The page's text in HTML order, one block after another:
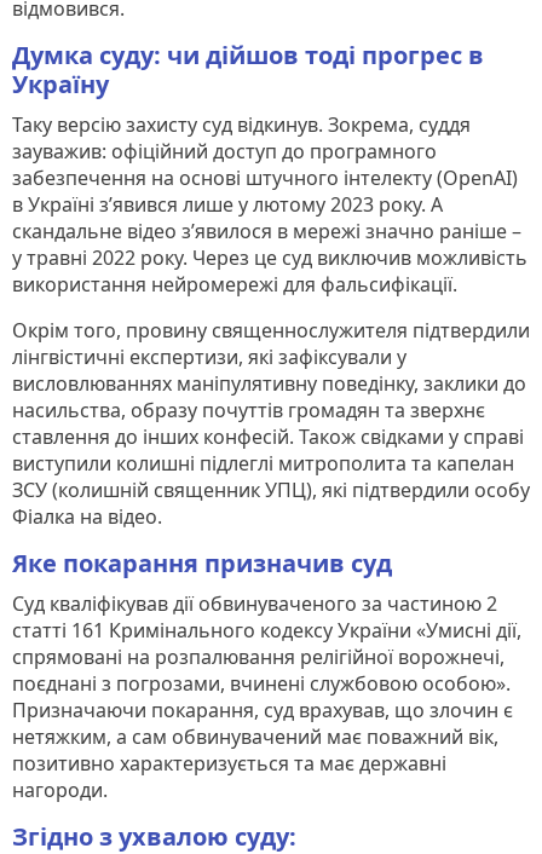
відмовився.
Думка суду: чи дійшов тоді прогрес в
Україну
Таку версію захисту суд відкинув. Зокрема, суддя
зауважив: офіційний доступ до програмного
забезпечення на основі штучного інтелекту (OpenAI)
в Україні з’явився лише у лютому 2023 року. А
скандальне відео з’явилося в мережі значно раніше –
у травні 2022 року. Через це суд виключив можливість
використання нейромережі для фальсифікації.
Окрім того, провину священнослужителя підтвердили
лінгвістичні експертизи, які зафіксували у
висловлюваннях маніпулятивну поведінку, заклики до
насильства, образу почуттів громадян та зверхнє
ставлення до інших конфесій. Також свідками у справі
виступили колишні підлеглі митрополита та капелан
ЗСУ (колишній священник УПЦ), які підтвердили особу
Фіалка на відео.
Яке покарання призначив суд
Суд кваліфікував дії обвинуваченого за частиною 2
статті 161 Кримінального кодексу України «Умисні дії,
спрямовані на розпалювання релігійної ворожнечі,
поєднані з погрозами, вчинені службовою особою».
Призначаючи покарання, суд врахував, що злочин є
нетяжким, а сам обвинувачений має поважний вік,
позитивно характеризується та має державні
нагороди.
Згідно з ухвалою суду: